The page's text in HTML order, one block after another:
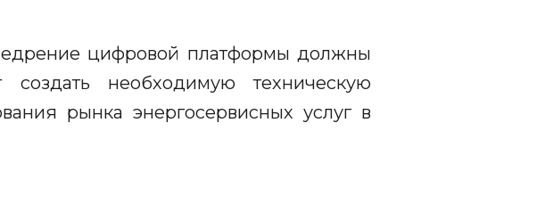
цифровой платформы должны
необходимую техническую
рынка энергосервисных услуг в